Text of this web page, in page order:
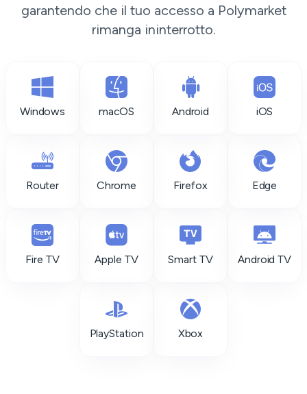
garantendo che il tuo accesso a Polymarket
rimanga ininterrotto.
Windows macOS Android iOS
Router Chrome Firefox Edge
Fire TV Apple TV Smart TV Android TV
PlayStation Xbox